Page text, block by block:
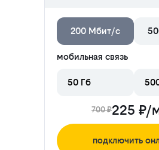
200 Мбит/с
мобильная связь
50 Гб
700 ₽225 ₽/
подключить